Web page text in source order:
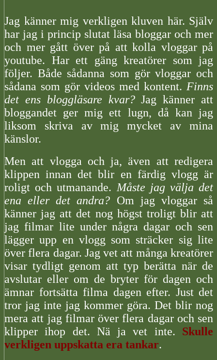
Jag känner mig verkligen kluven här. Själv
har jag i princip slutat läsa bloggar och mer
och mer gått över på att kolla vloggar på
youtube. Har ett gäng kreatörer som jag
följer. Både sådanna som gör vloggar och
sådana som gör videos med kontent. Finns
det ens bloggläsare kvar?Jag känner att
bloggandet ger mig ett lugn, då kan jag
liksom skriva av mig mycket av mina
känslor.
Men att vlogga och ja, även att redigera
klippen innan det blir en färdig vlogg är
roligt och utmanande.Måste jag välja det
ena eller det andra? Om jag vloggar så
känner jag att det nog högst troligt blir att
jag filmar lite under några dagar och sen
lägger upp en vlogg som sträcker sig lite
över flera dagar. Jag vet att många kreatörer
visar tydligt genom att typ berätta när de
avslutar eller om de bryter för dagen och
ämnar fortsätta filma dagen efter. Just det
tror jag inte jag kommer göra. Det blir nog
mera att jag filmar över flera dagar och sen
klipper ihop det. Nä ja vet inte. Skulle
verkligen uppskatta era tankar.